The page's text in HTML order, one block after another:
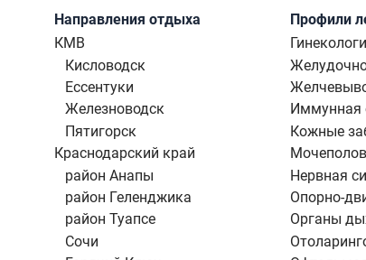
Направления отдыха
КМВ
Кисловодск
Ессентуки
Железноводск
Пятигорск
Краснодарский край
район Анапы
район Геленджика
район Туапсе
Сочи
Профили
Иммунная
Кожные
Нервная
Опорно-
Органы